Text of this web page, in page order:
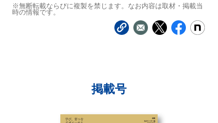
※無断転載ならびに複製を禁じます。なお内容は取材・掲載当
時の情報です。
掲載号